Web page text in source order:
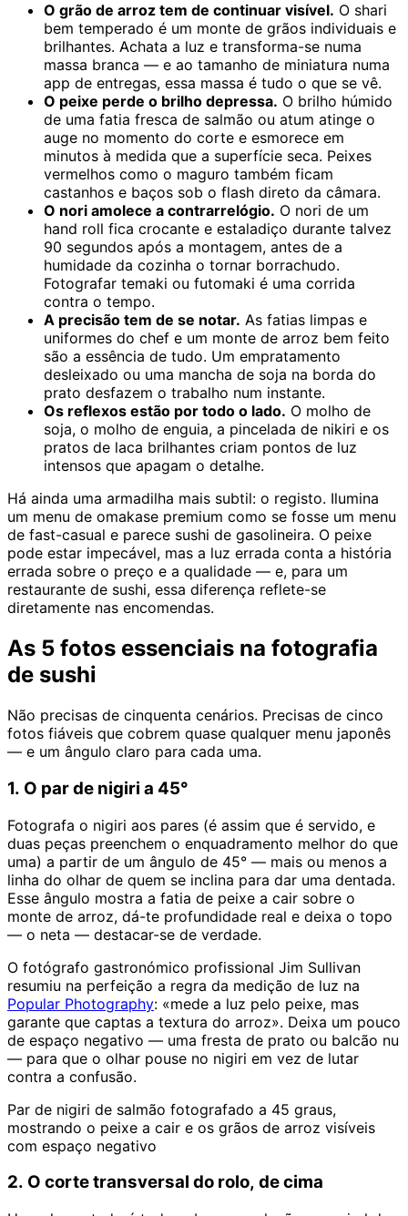
O grão de arroz tem de continuar visível. O shari
bem temperado é um monte de grãos individuais e
brilhantes. Achata a luz e transforma-se numa
massa branca — e ao tamanho de miniatura numa
app de entregas, essa massa é tudo o que se vê.
O peixe perde o brilho depressa. O brilho húmido
de uma fatia fresca de salmão ou atum atinge o
auge no momento do corte e esmorece em
minutos à medida que a superfície seca. Peixes
vermelhos como o maguro também ficam
castanhos e baços sob o flash direto da câmara.
O nori amolece a contrarrelógio. O nori de um
hand roll fica crocante e estaladiço durante talvez
90 segundos após a montagem, antes de a
humidade da cozinha o tornar borrachudo.
Fotografar temaki ou futomaki é uma corrida
contra o tempo.
A precisão tem de se notar. As fatias limpas e
uniformes do chef e um monte de arroz bem feito
são a essência de tudo. Um empratamento
desleixado ou uma mancha de soja na borda do
prato desfazem o trabalho num instante.
Os reflexos estão por todo o lado. O molho de
soja, o molho de enguia, a pincelada de nikiri e os
pratos de laca brilhantes criam pontos de luz
intensos que apagam o detalhe.
Há ainda uma armadilha mais subtil: o registo. Ilumina
um menu de omakase premium como se fosse um menu
de fast-casual e parece sushi de gasolineira. O peixe
pode estar impecável, mas a luz errada conta a história
errada sobre o preço e a qualidade — e, para um
restaurante de sushi, essa diferença reflete-se
diretamente nas encomendas.
As 5 fotos essenciais na fotografia
de sushi
Não precisas de cinquenta cenários. Precisas de cinco
fotos fiáveis que cobrem quase qualquer menu japonês
— e um ângulo claro para cada uma.
1. O par de nigiri a 45°
Fotografa o nigiri aos pares (é assim que é servido, e
duas peças preenchem o enquadramento melhor do que
uma) a partir de um ângulo de 45° — mais ou menos a
linha do olhar de quem se inclina para dar uma dentada.
Esse ângulo mostra a fatia de peixe a cair sobre o
monte de arroz, dá-te profundidade real e deixa o topo
— o neta — destacar-se de verdade.
O fotógrafo gastronómico profissional Jim Sullivan
resumiu na perfeição a regra da medição de luz na
Popular Photography: «mede a luz pelo peixe, mas
garante que captas a textura do arroz». Deixa um pouco
de espaço negativo — uma fresta de prato ou balcão nu
— para que o olhar pouse no nigiri em vez de lutar
contra a confusão.
Par de nigiri de salmão fotografado a 45 graus,
mostrando o peixe a cair e os grãos de arroz visíveis
com espaço negativo
2. O corte transversal do rolo, de cima